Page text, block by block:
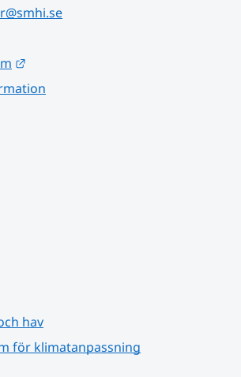
hav
för klimatanpassning